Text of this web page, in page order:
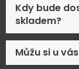
Kdy bude
skladem?
Můžu si u